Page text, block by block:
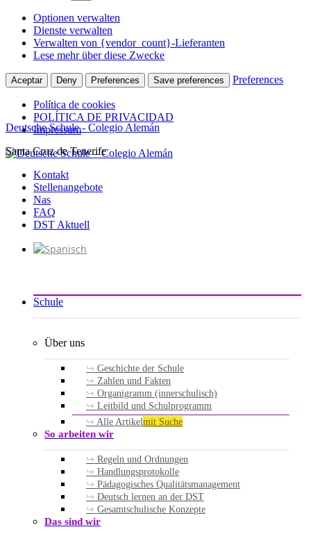
Optionen verwalten
Dienste verwalten
Verwalten von {vendor_count}-Lieferanten
Lese mehr über diese Zwecke
Aceptar Deny Preferences Save preferences Preferences
Política de cookies
POLÍTICA DE PRIVACIDAD
Impressum
Zum
springen
Deutsche Schule - Colegio Alemán
Santa Cruz de Tenerife
Kontakt
Stellenangebote
Nas
FAQ
DST Aktuell
Schule
Über uns
Geschichte der Schule
Zahlen und Fakten
Organigramm (innerschulisch)
Leitbild und Schulprogramm
Alle Artikelmit Suche
So arbeiten wir
Regeln und Ordnungen
Handlungsprotokolle
Pädagogisches Qualitätsmanagement
Deutsch lernen an der DST
Gesamtschulische Konzepte
Das sind wir